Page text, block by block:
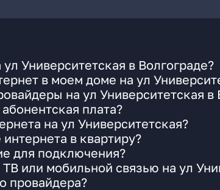
Университетская в Волгограде?
в моем доме на ул
на ул Университетская в
плата?
на ул Университетская?
в квартиру?
для подключения?
или мобильной связью на ул
провайдера?